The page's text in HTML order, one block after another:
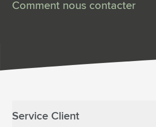
Comment nous contacter
Service Client